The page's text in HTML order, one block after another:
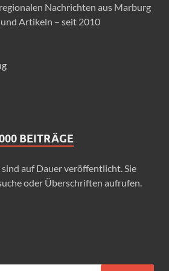
Nachrichten aus Marburg
Artikeln – seit 2010
BEITRÄGE
auf Dauer veröffentlicht. Sie
oder Überschriften aufrufen.